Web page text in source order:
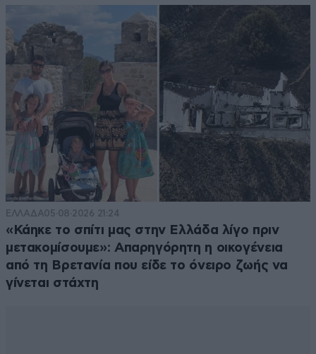
ΕΛΛΑΔΑ05·08·2026 21:24
«Κάηκε το σπίτι μας στην Ελλάδα λίγο πριν
μετακομίσουμε»: Απαρηγόρητη η οικογένεια
από τη Βρετανία που είδε το όνειρο ζωής να
γίνεται στάχτη